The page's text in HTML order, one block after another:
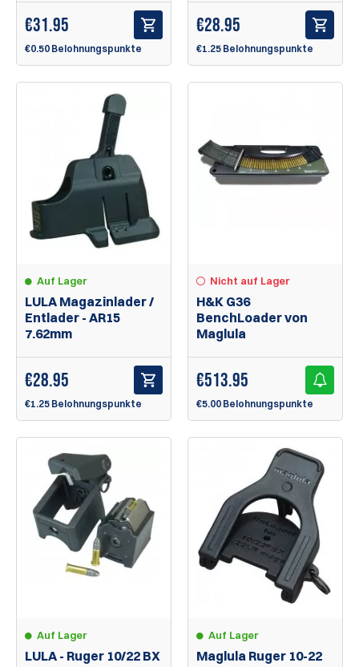
€31.95
€0.50 Belohnungspunkte
€28.95
€1.25 Belohnungspunkte
Auf Lager
LULA Magazinlader /
Entlader - AR15
7.62mm
€28.95
€1.25 Belohnungspunkte
Nicht auf Lager
H&K G36
BenchLoader von
Maglula
€513.95
€5.00 Belohnungspunkte
Auf Lager
LULA - Ruger 10/22 BX
Auf Lager
Maglula Ruger 10-22